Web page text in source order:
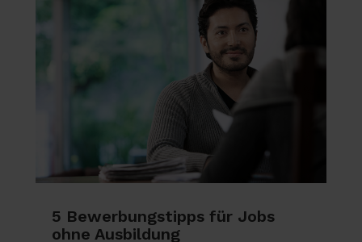
5 Bewerbungstipps für Jobs
ohne Ausbildung